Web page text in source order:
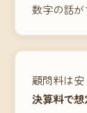
数字の話が
顧問料は安
決算料で